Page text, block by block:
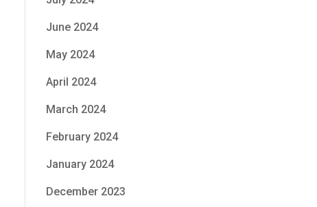
June 2024
May 2024
April 2024
March 2024
February 2024
January 2024
December 2023